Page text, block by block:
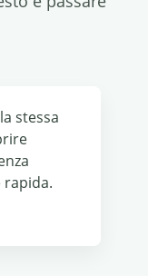
stessa
rapida.